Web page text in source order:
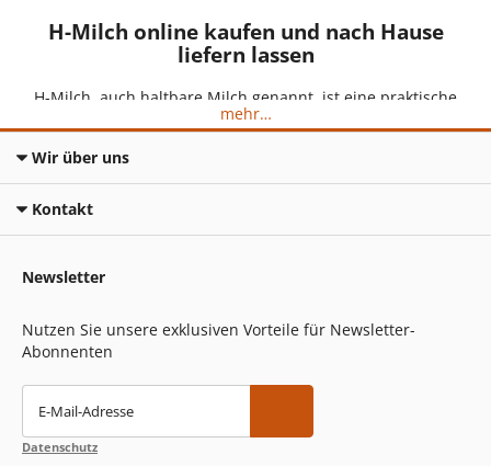
H-Milch online kaufen und nach Hause
liefern lassen
H-Milch, auch haltbare Milch genannt, ist eine praktische
und lange haltbare Alternative zur frischen
keinem Haushalt fehlen sollte. Durch den speziellen
Erhitzungsprozess ist H-Milch auch ohne Kühlung über
Wochen bis Monate lagerfähig. So haben Sie immer Milch
für IhrenKaffeeparat.
Bei myTime können Sie Milch bequem online bestellen und
sich direkt nach Hause liefern lassen. So sparen Sie sich den
H-Milch
Beim Online-Einkauf von H-Milch steht Ihnen eine breite
Auswahl an bekannten Marken zur Verfügung. Entdecken
…
Wir über uns
Kontakt
Newsletter
Nutzen Sie unsere exklusiven Vorteile für Newsletter-
Abonnenten
E-Mail-Adresse
Datenschutz